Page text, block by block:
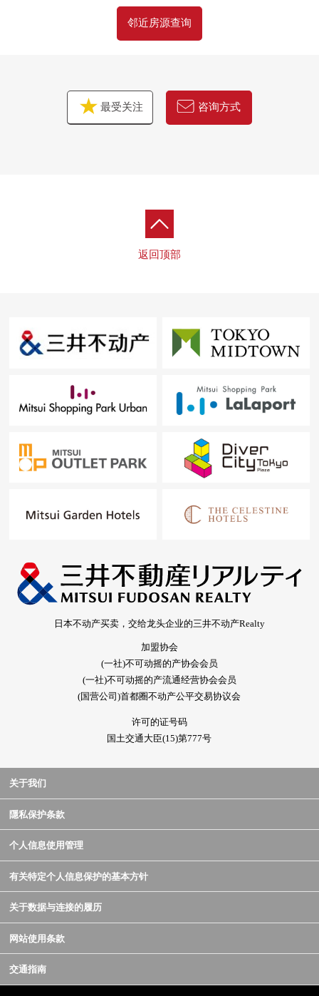
邻近房源查询
最受关注 咨询方式
返回顶部
日本不动产买卖，交给龙头企业的三井不动产Realty
加盟协会
(一社)不可动摇的产协会会员
(一社)不可动摇的产流通经营协会会员
(国营公司)首都圈不动产公平交易协议会
许可的证号码
国土交通大臣(15)第777号
关于我们
隱私保护条款
个人信息使用管理
有关特定个人信息保护的基本方针
关于数据与连接的履历
网站使用条款
交通指南